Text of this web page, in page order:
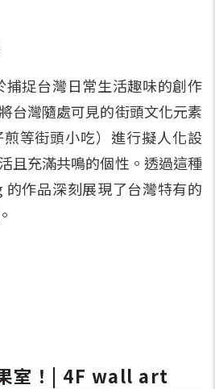
捕捉台灣日常生活趣味的創作
台灣隨處可見的街頭文化元素
煎等街頭小吃）進行擬人化設
且充滿共鳴的個性。透過這種
的作品深刻展現了台灣特有的
室！| 4F wall art